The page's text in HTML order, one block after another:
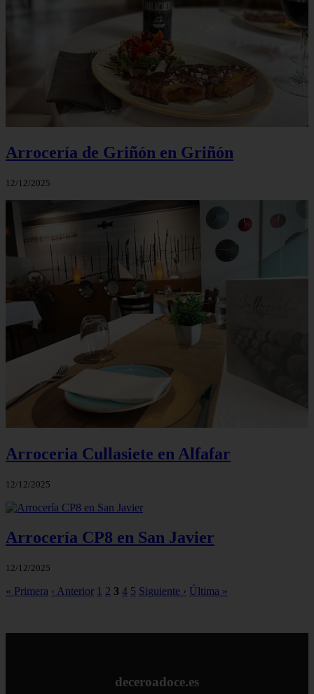
Arrocería de Griñón en Griñón
12/12/2025
Arroceria Cullasiete en Alfafar
12/12/2025
Arrocería CP8 en San Javier
12/12/2025
« Primera ‹ Anterior 1 2 3 4 5 Siguiente › Última »
deceroadoce.es